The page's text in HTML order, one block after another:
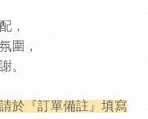
，
圍，
。
於『訂單備註』填寫